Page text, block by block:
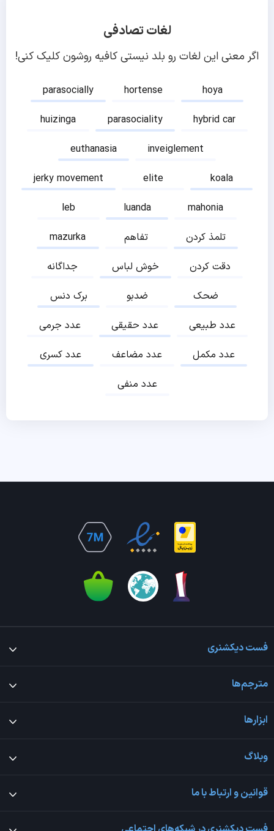
لغات تصادفی
اگر معنی این لغات رو بلد نیستی کافیه روشون کلیک کنی!
parasocially hortense
hoya
huizinga
parasociality
hybrid car
euthanasia
inveiglement
jerky movement
elite
koala
leb
luanda
mahonia
mazurka
تفاهم
تلمذ کردن
جداگانه
خوش لباس
دقت کردن
برک دنس
ضدبو
ضحک
عدد جرمی
عدد حقیقی
عدد طبیعی
عدد کسری
عدد مضاعف
عدد مکمل
عدد منفی
فست دیکشنری
مترجم‌ها
ابزارها
وبلاگ
قوانین و ارتباط با ما